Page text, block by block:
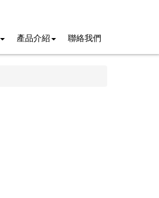
產品介紹 聯絡我們